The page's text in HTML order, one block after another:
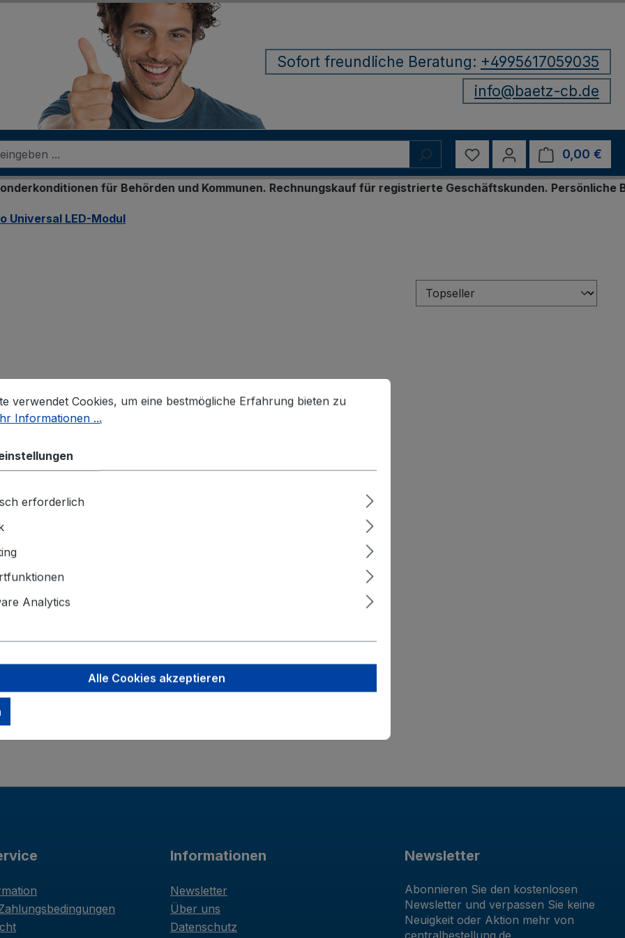
Sofort freundliche Beratung: +4995617059035
info@baetz-cb.de
Du hast 0 Produkte auf
0,00 €
für Behörden und Kommunen. Rechnungskauf für registrierte Geschäftskunden. Persönliche
Universal LED-Modul
Informationen
Newsletter
Über uns
Datenschutz
Newsletter
Abonnieren Sie den kostenlosen
Newsletter und verpassen Sie keine
Neuigkeit oder Aktion mehr von
centralbestellung.de
Cookies, um eine bestmögliche Erfahrung bieten zu können.
Mehr Informationen ...
verwendet Cookies, um eine bestmögliche Erfahrung bieten zu
Informationen ...
erforderlich
Analytics
Alle Cookies akzeptieren